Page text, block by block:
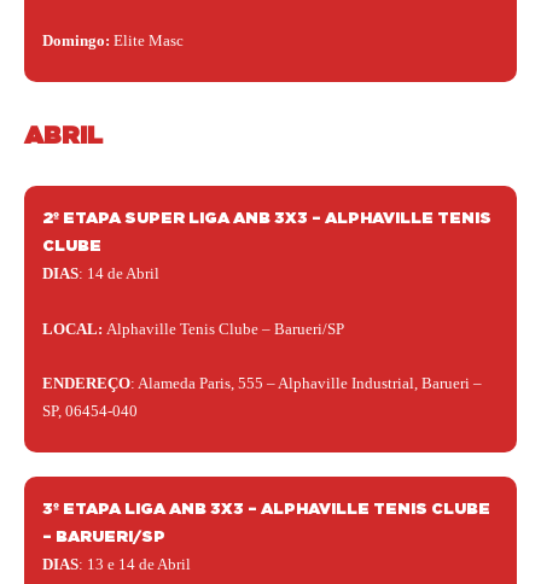
Domingo: Elite Masc
ABRIL
2º ETAPA SUPER LIGA ANB 3X3 – ALPHAVILLE TENIS
CLUBE
DIAS: 14 de Abril
LOCAL: Alphaville Tenis Clube – Barueri/SP
ENDEREÇO: Alameda Paris, 555 – Alphaville Industrial, Barueri –
SP, 06454-040
3º ETAPA LIGA ANB 3X3 – ALPHAVILLE TENIS CLUBE
– BARUERI/SP
DIAS: 13 e 14 de Abril